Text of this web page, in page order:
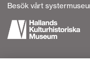
Besök vårt